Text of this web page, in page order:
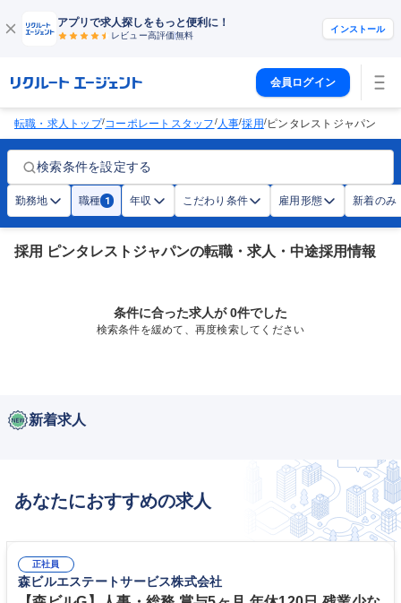
アプリで求人探しをもっと便利に！
レビュー高評価無料
インストール
会員ログイン
転職・求人トップ/コーポレートスタッフ/人事/採用/ピンタレストジャパン
検索条件を設定する
勤務地 職種 1 年収 こだわり条件 雇用形態 新着のみ
採用 ピンタレストジャパンの転職・求人・中途採用情報
条件に合った求人が 0件でした
検索条件を緩めて、再度検索してください
新着求人
あなたにおすすめの求人
正社員
森ビルエステートサービス株式会社